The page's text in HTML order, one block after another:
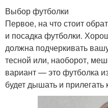
Выбор футболки
Первое, на что стоит
и посадка футболки.
должна подчеркивать
тесной или, наоборот,
вариант — это футболка
будет дышать и прилегать